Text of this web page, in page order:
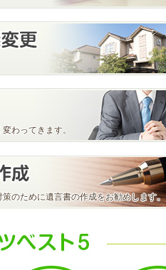
わってきます。
のために遺言書の作成をお勧めします。